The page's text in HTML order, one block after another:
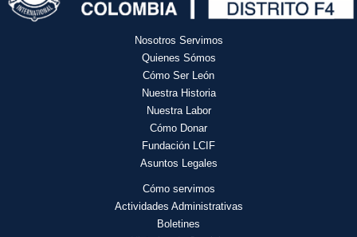
Nosotros Servimos
Quienes Sómos
Cómo Ser León
Nuestra Historia
Nuestra Labor
Cómo Donar
Fundación LCIF
Asuntos Legales
Cómo servimos
Actividades Administrativas
Boletines